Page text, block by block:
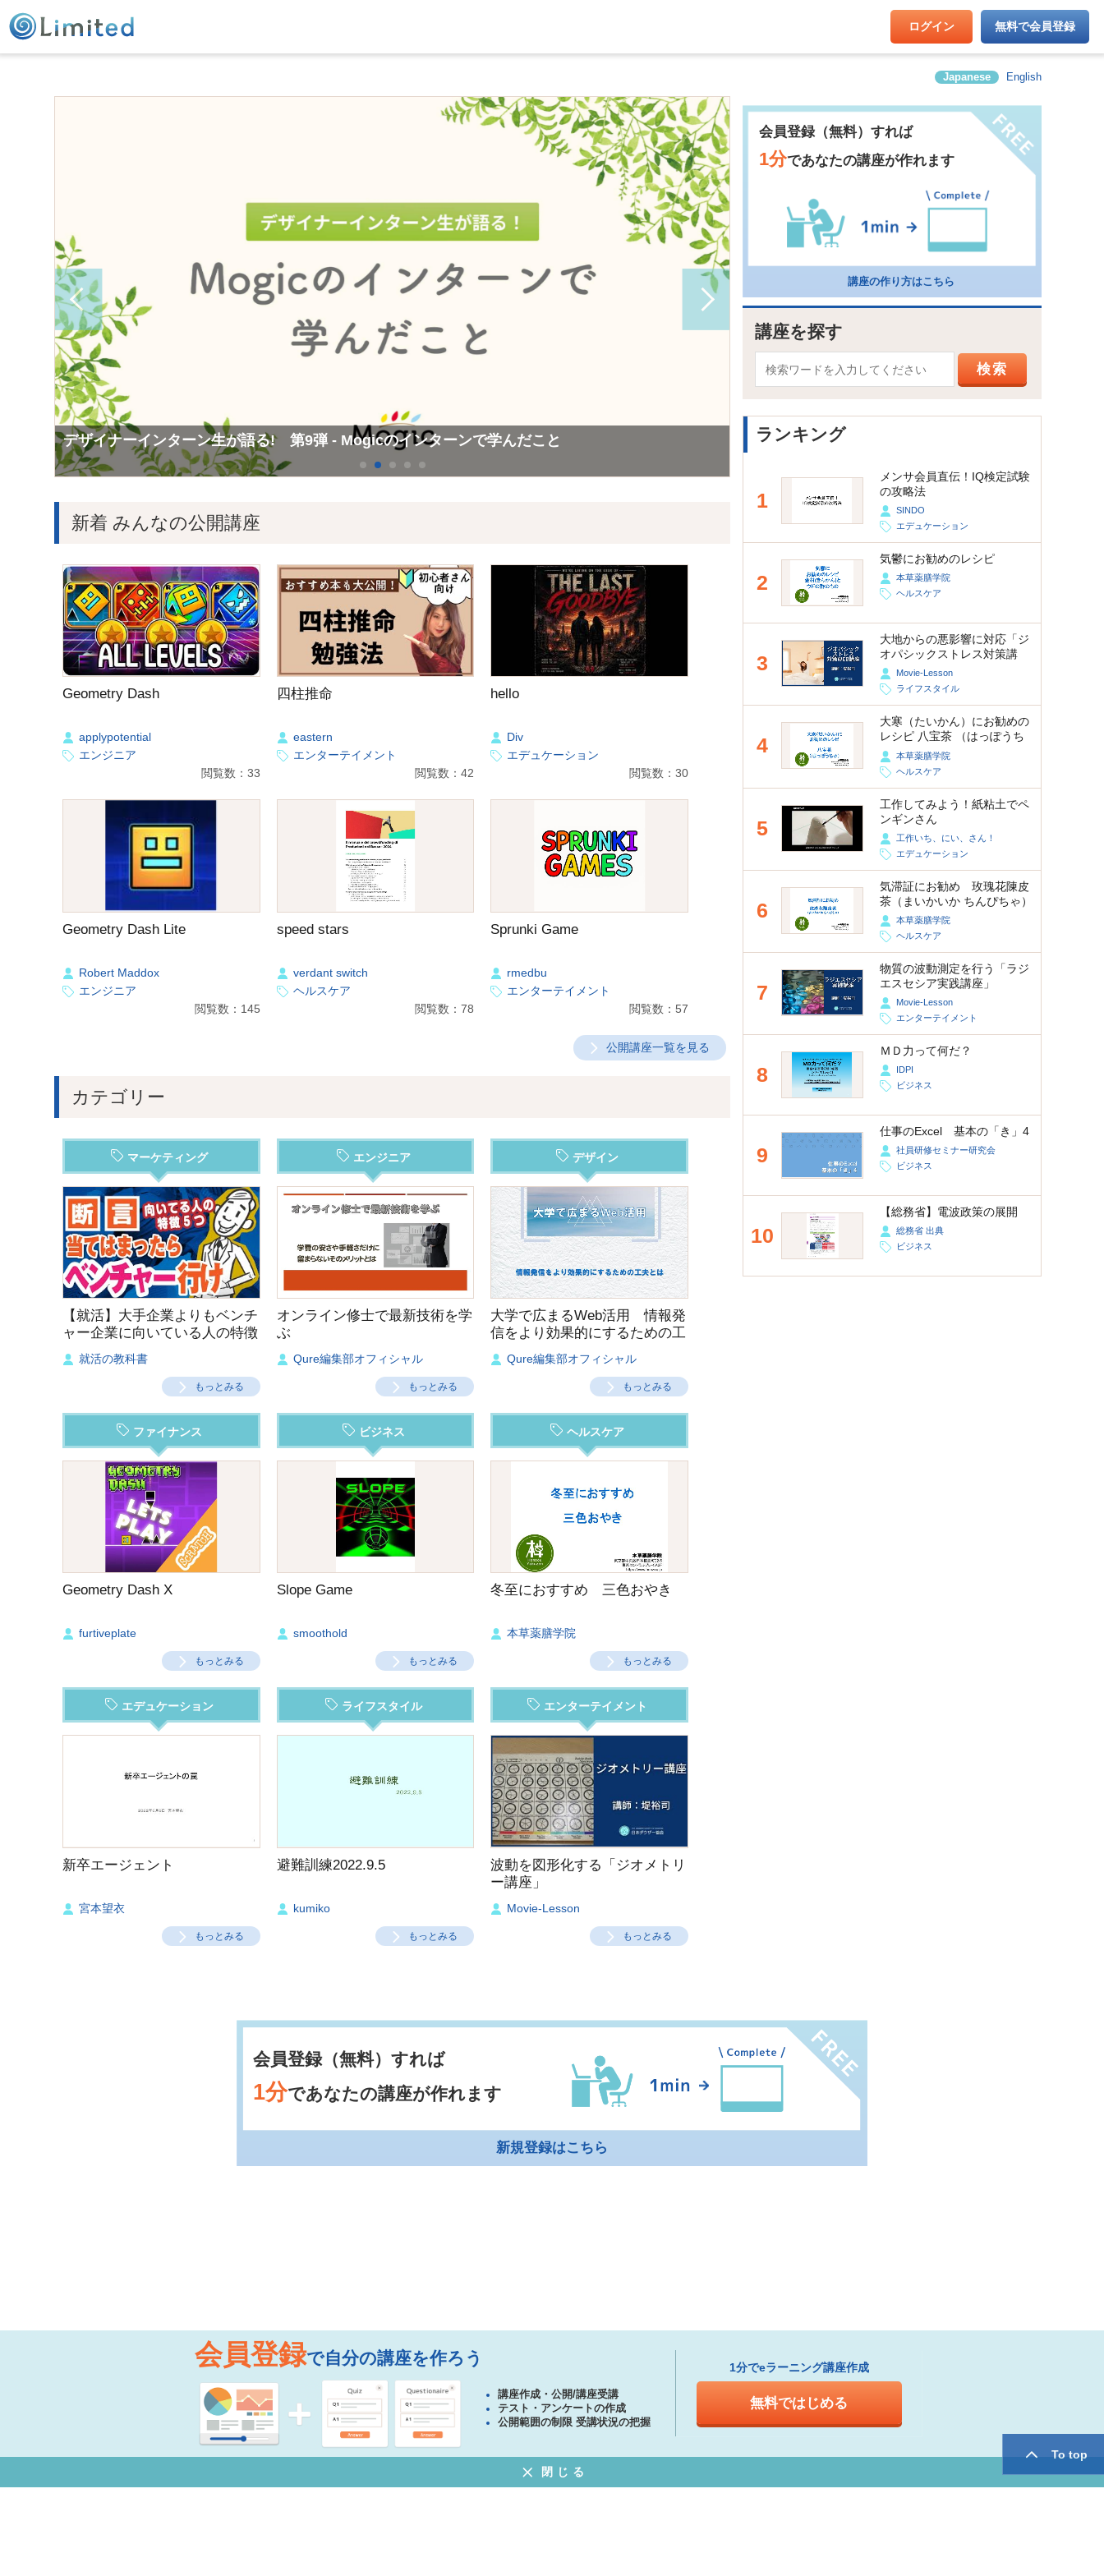
ログイン 無料で会員登録
Japanese English
Mogicで学んだこと第12弾 広報チームインターン
Mogicで学んだこと第10弾 Consol（コンサルティング&ソリューション）チームインターン
デザイナーインターン生が語る! 第9弾 - Mogicのインターンで学んだこと
新着 みんなの公開講座
Geometry Dash
applypotential
エンジニア
閲覧数：33
四柱推命
eastern
エンターテイメント
閲覧数：42
hello
Div
エデュケーション
閲覧数：30
Geometry Dash Lite
Robert Maddox
エンジニア
閲覧数：145
speed stars
verdant switch
ヘルスケア
閲覧数：78
Sprunki Game
rmedbu
エンターテイメント
閲覧数：57
公開講座一覧を見る
カテゴリー
マーケティング
【就活】大手企業よりもベンチ
ャー企業に向いている人の特徴
５つ‼︎
就活の教科書
もっとみる
エンジニア
オンライン修士で最新技術を学
ぶ
Qure編集部オフィシャル
もっとみる
デザイン
大学で広まるWeb活用 情報発
信をより効果的にするための工
Qure編集部オフィシャル
もっとみる
ファイナンス
Geometry Dash X
furtiveplate
もっとみる
ビジネス
Slope Game
smoothold
もっとみる
ヘルスケア
冬至におすすめ 三色おやき
本草薬膳学院
もっとみる
エデュケーション
新卒エージェント
宮本望衣
もっとみる
ライフスタイル
避難訓練2022.9.5
kumiko
もっとみる
エンターテイメント
波動を図形化する「ジオメトリ
ー講座」
Movie-Lesson
もっとみる
会員登録（無料）すれば
1分であなたの講座が作れます
講座の作り方はこちら
講座を探す
ランキング
1
メンサ会員直伝！IQ検定試験
の攻略法
SINDO
エデュケーション
2
気鬱にお勧めのレシピ
本草薬膳学院
ヘルスケア
3
大地からの悪影響に対応「ジ
オパシックストレス対策講
座」Movie-Lesson
ライフスタイル
4
大寒（たいかん）にお勧めの
レシピ 八宝茶 （はっぽうち
ゃ）本草薬膳学院
ヘルスケア
5
工作してみよう！紙粘土でペ
ンギンさん
工作いち、にい、さん！
エデュケーション
6
気滞証にお勧め 玫瑰花陳皮
茶（まいかいか ちんぴちゃ）
本草薬膳学院
ヘルスケア
7
物質の波動測定を行う「ラジ
エスセシア実践講座」
Movie-Lesson
エンターテイメント
8
ＭＤ力って何だ？
IDPI
ビジネス
9
仕事のExcel 基本の「き」4
社員研修セミナー研究会
ビジネス
10
【総務省】電波政策の展開
総務省 出典
ビジネス
会員登録（無料）すれば
1分であなたの講座が作れます
新規登録はこちら
To top
会員登録で自分の講座を作ろう
講座作成・公開/講座受講
テスト・アンケートの作成
公開範囲の制限 受講状況の把握
1分でeラーニング講座作成
無料ではじめる
閉じる